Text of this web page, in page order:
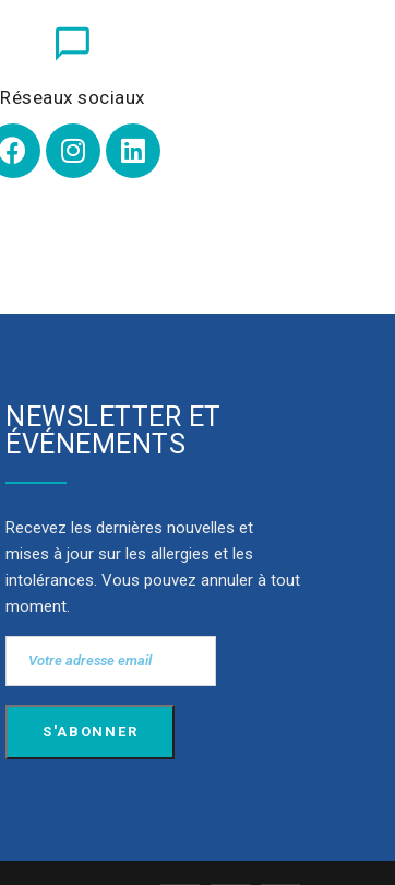
Réseaux sociaux
NEWSLETTER ET
ÉVÉNEMENTS
Recevez les dernières nouvelles et
mises à jour sur les allergies et les
intolérances. Vous pouvez annuler à tout
moment.